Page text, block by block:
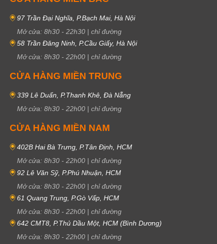
97 Trần Đại Nghĩa, P.Bạch Mai, Hà Nội
Mở cửa: 8h30 - 22h30 | chỉ đường
58 Trần Đăng Ninh, P.Cầu Giấy, Hà Nội
Mở cửa: 8h30 - 22h00 | chỉ đường
CỬA HÀNG MIỀN TRUNG
339 Lê Duẩn, P.Thanh Khê, Đà Nẵng
Mở cửa: 8h30 - 22h00 | chỉ đường
CỬA HÀNG MIỀN NAM
402B Hai Bà Trưng, P.Tân Định, HCM
Mở cửa: 8h30 - 22h00 | chỉ đường
92 Lê Văn Sỹ, P.Phú Nhuận, HCM
Mở cửa: 8h30 - 22h00 | chỉ đường
61 Quang Trung, P.Gò Vấp, HCM
Mở cửa: 8h30 - 22h00 | chỉ đường
642 CMT8, P.Thủ Dầu Một, HCM (Bình Dương)
Mở cửa: 8h30 - 22h00 | chỉ đường